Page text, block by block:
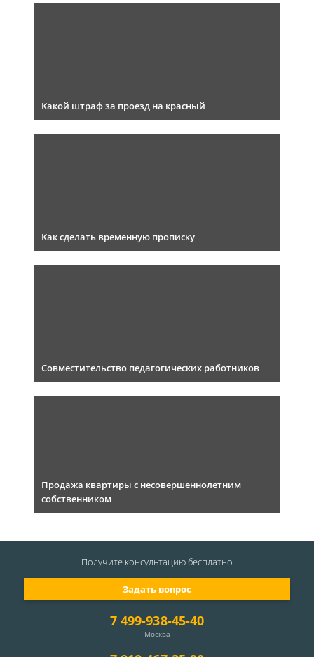
Какой штраф за проезд на красный
Как сделать временную прописку
Совместительство педагогических работников
Продажа квартиры с несовершеннолетним
собственником
7 499-938-45-40
Москва
Задать вопрос
Получите консультациюбесплатно